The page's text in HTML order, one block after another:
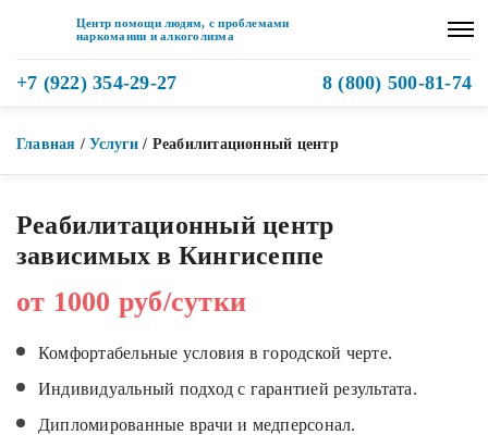
Центр помощи людям, с проблемами
наркомании и алкоголизма
+7 (922) 354-29-27 8 (800) 500-81-74
Главная /Услуги/ Реабилитационный центр
Реабилитационный центр
зависимых в Кингисеппе
от 1000 руб/сутки
Комфортабельные условия в городской черте.
Индивидуальный подход с гарантией результата.
Дипломированные врачи и медперсонал.